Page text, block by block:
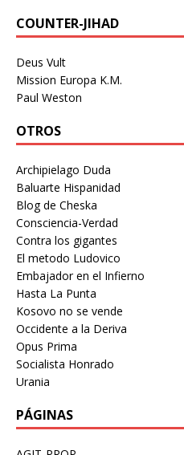
COUNTER-JIHAD
Deus Vult
Mission Europa K.M.
Paul Weston
OTROS
Archipielago Duda
Baluarte Hispanidad
Blog de Cheska
Consciencia-Verdad
Contra los gigantes
El metodo Ludovico
Embajador en el Infierno
Hasta La Punta
Kosovo no se vende
Occidente a la Deriva
Opus Prima
Socialista Honrado
Urania
PÁGINAS